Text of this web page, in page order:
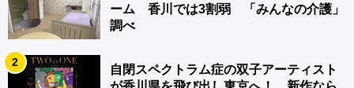
ーム 香川では3割弱 「みんなの介護」
調べ
2
自閉スペクトラム症の双子アーティスト